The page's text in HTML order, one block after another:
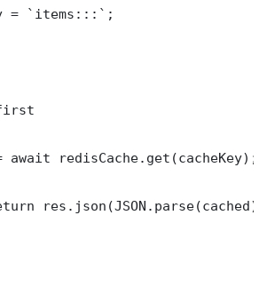
= `items:::`;
await redisCache.get(cacheKey);